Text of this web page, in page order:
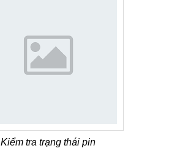
Kiểm tra trạng thái pin